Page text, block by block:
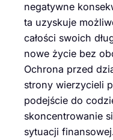
negatywne
ta uzyskuje
całości swoich
nowe życie bez
Ochrona przed
strony wierzycieli
podejście do
skoncentrowanie
sytuacji